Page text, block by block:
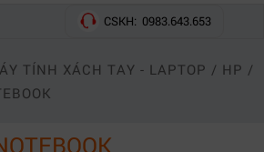
CSKH: 0983.643.653
TÍNH XÁCH TAY - LAPTOP / HP /